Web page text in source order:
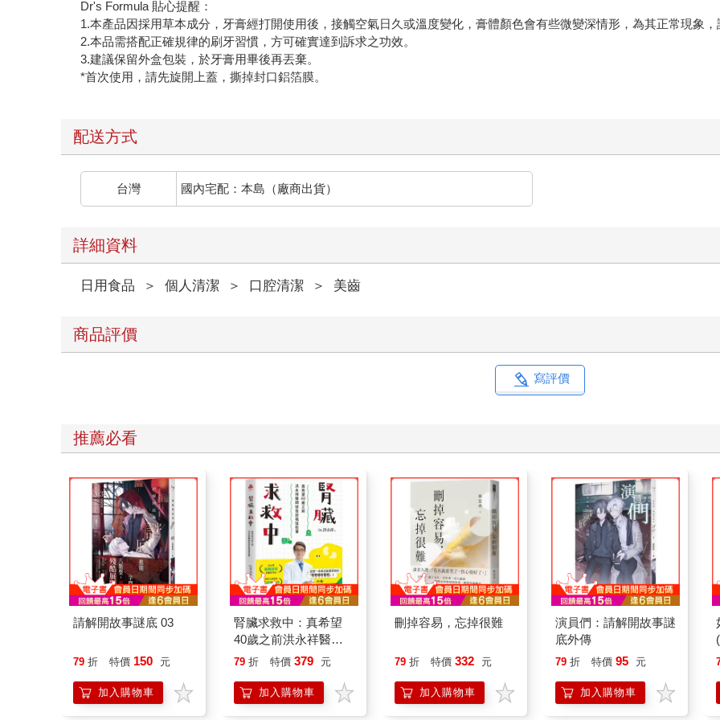
Dr's Formula 貼心提醒：
1.本產品因採用草本成分，牙膏經打開使用後，接觸空氣日久或溫度變化，膏體顏色會有些微變深情形，為其正常現象，
2.本品需搭配正確規律的刷牙習慣，方可確實達到訴求之功效。
3.建議保留外盒包裝，於牙膏用畢後再丟棄。
*首次使用，請先旋開上蓋，撕掉封口鋁箔膜。
配送方式
台灣 國內宅配：本島（廠商出貨）
詳細資料
日用食品 ＞ 個人清潔 ＞ 口腔清潔 ＞ 美齒
商品評價
寫評價
推薦必看
請解開故事謎底 03
79 折 特價 150 元
加入購物車
腎臟求救中：真希望
40歲之前洪永祥醫師
就告訴我這些事
79 折 特價 379 元
加入購物車
刪掉容易，忘掉很難
79 折 特價 332 元
加入購物車
演員們：請解開故事謎
底外傳
79 折 特價 95 元
加入購物車